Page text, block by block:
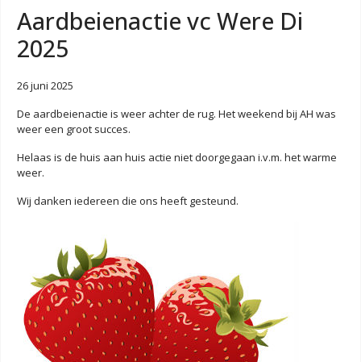
Aardbeienactie vc Were Di
2025
26 juni 2025
De aardbeienactie is weer achter de rug. Het weekend bij AH was
weer een groot succes.
Helaas is de huis aan huis actie niet doorgegaan i.v.m. het warme
weer.
Wij danken iedereen die ons heeft gesteund.